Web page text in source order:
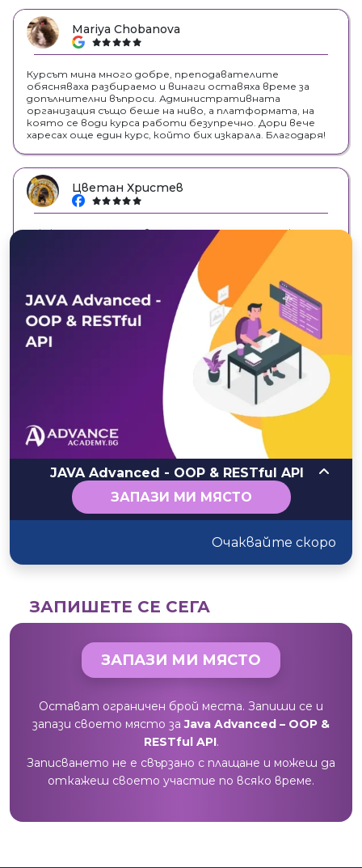
JAVA Advanced - OOP & RESTful API
ЗАПАЗИ МИ МЯСТО
Очаквайте скоро
Mariya Chobanova
google
Курсът мина много добре, преподавателите
обясняваха разбираемо и винаги оставяха време за
допълнителни въпроси. Административната
организация също беше на ниво, а платформата, на
която се води курса работи безупречно. Дори вече
харесах още един курс, който бих изкарала. Благодаря!
Цветан Христев
facebook
Изключително съм доволен от AdvanceAcademy, като за
начало. Доста полезен материал и екип от хора. Бих се
записал и за подобен курс по Дигитален Маркетинг или
Vanya Lyubomirova
Изключителен Стан, изключителен преподавателски
опит! Впечатлена съм от качеството на
представената информация и начина на
предоставянето ѝ! Продължавайте така и бъдете!
ЗАПИШЕТЕ СЕ СЕГА
ЗАПАЗИ МИ МЯСТО
Остават ограничен брой места. Запиши се и
запази своето място заJava Advanced – OOP &
RESTful API.
Записването не е свързано с плащане и можеш да
откажеш своето участие по всяко време.